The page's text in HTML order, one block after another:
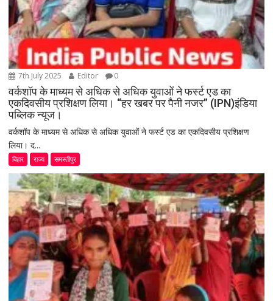
7th July 2025 Editor 0
वर्कशॉप के माध्यम से अधिक से अधिक युवाओं ने फर्स्ट एड का
एकदिवसीय प्रशिक्षण लिया। “हर खबर पर पैनी नजर” (IPN)इंडिया
पब्लिक न्यूज।
वर्कशॉप के माध्यम से अधिक से अधिक युवाओं ने फर्स्ट एड का एकदिवसीय प्रशिक्षण
लिया। द...
बिहार राज्य समस्तीपुर